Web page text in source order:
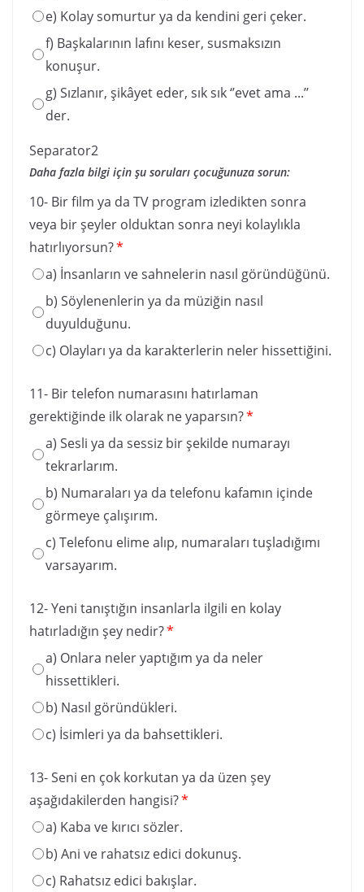
e) Kolay somurtur ya da kendini geri çeker.
f) Başkalarının lafını keser, susmaksızın
konuşur.
g) Sızlanır, şikâyet eder, sık sık ‘’evet ama ...’’
der.
Separator2
Daha fazla bilgi için şu soruları çocuğunuza sorun:
10- Bir film ya da TV program izledikten sonra
veya bir şeyler olduktan sonra neyi kolaylıkla
hatırlıyorsun?*
a) İnsanların ve sahnelerin nasıl göründüğünü.
b) Söylenenlerin ya da müziğin nasıl
duyulduğunu.
c) Olayları ya da karakterlerin neler hissettiğini.
11- Bir telefon numarasını hatırlaman
gerektiğinde ilk olarak ne yaparsın?*
a) Sesli ya da sessiz bir şekilde numarayı
tekrarlarım.
b) Numaraları ya da telefonu kafamın içinde
görmeye çalışırım.
c) Telefonu elime alıp, numaraları tuşladığımı
varsayarım.
12- Yeni tanıştığın insanlarla ilgili en kolay
hatırladığın şey nedir?*
a) Onlara neler yaptığım ya da neler
hissettikleri.
b) Nasıl göründükleri.
c) İsimleri ya da bahsettikleri.
13- Seni en çok korkutan ya da üzen şey
aşağıdakilerden hangisi?*
a) Kaba ve kırıcı sözler.
b) Ani ve rahatsız edici dokunuş.
c) Rahatsız edici bakışlar.